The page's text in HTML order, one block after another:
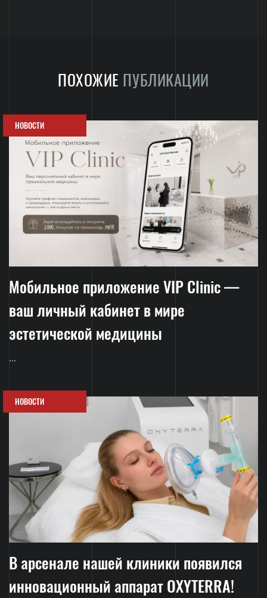
ПОХОЖИЕ ПУБЛИКАЦИИ
НОВОСТИ
Мобильное приложение VIP Clinic —
ваш личный кабинет в мире
эстетической медицины
...
НОВОСТИ
В арсенале нашей клиники появился
инновационный аппарат OXYTERRA!